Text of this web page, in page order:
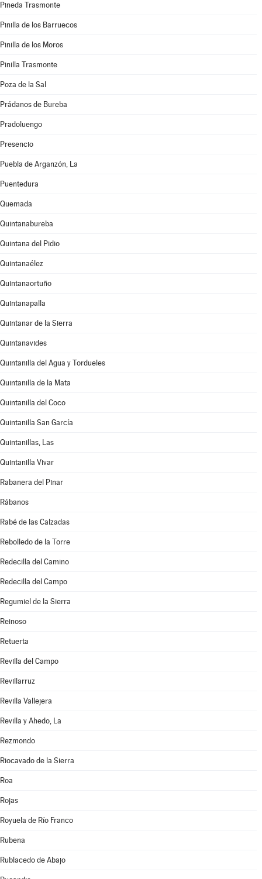
Pineda Trasmonte
Pinilla de los Barruecos
Pinilla de los Moros
Pinilla Trasmonte
Poza de la Sal
Prádanos de Bureba
Pradoluengo
Presencio
Puebla de Arganzón, La
Puentedura
Quemada
Quintanabureba
Quintana del Pidio
Quintanaélez
Quintanaortuño
Quintanapalla
Quintanar de la Sierra
Quintanavides
Quintanilla del Agua y Tordueles
Quintanilla de la Mata
Quintanilla del Coco
Quintanilla San García
Quintanillas, Las
Quintanilla Vivar
Rabanera del Pinar
Rábanos
Rabé de las Calzadas
Rebolledo de la Torre
Redecilla del Camino
Redecilla del Campo
Regumiel de la Sierra
Reinoso
Retuerta
Revilla del Campo
Revillarruz
Revilla Vallejera
Revilla y Ahedo, La
Rezmondo
Riocavado de la Sierra
Roa
Rojas
Royuela de Río Franco
Rubena
Rublacedo de Abajo